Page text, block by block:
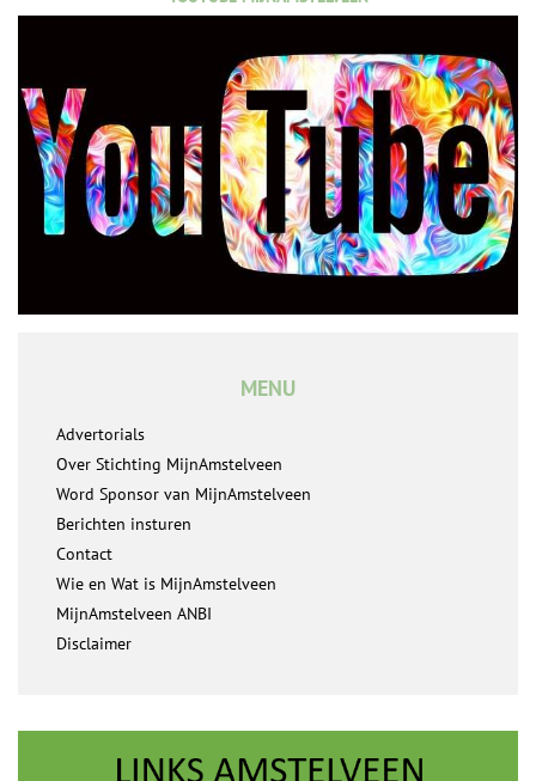
MENU
Advertorials
Over Stichting MijnAmstelveen
Word Sponsor van MijnAmstelveen
Berichten insturen
Contact
Wie en Wat is MijnAmstelveen
MijnAmstelveen ANBI
Disclaimer